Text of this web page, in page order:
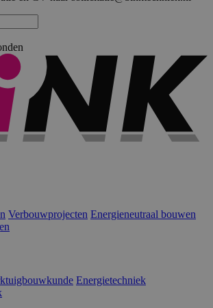
Verbouwprojecten Energieneutraal bouwen
Energietechniek
en accountbeheer. De
niet goed worden gebruikt zonder de
cookies.
PHP.net
www.binktechniek.nl
Sessie